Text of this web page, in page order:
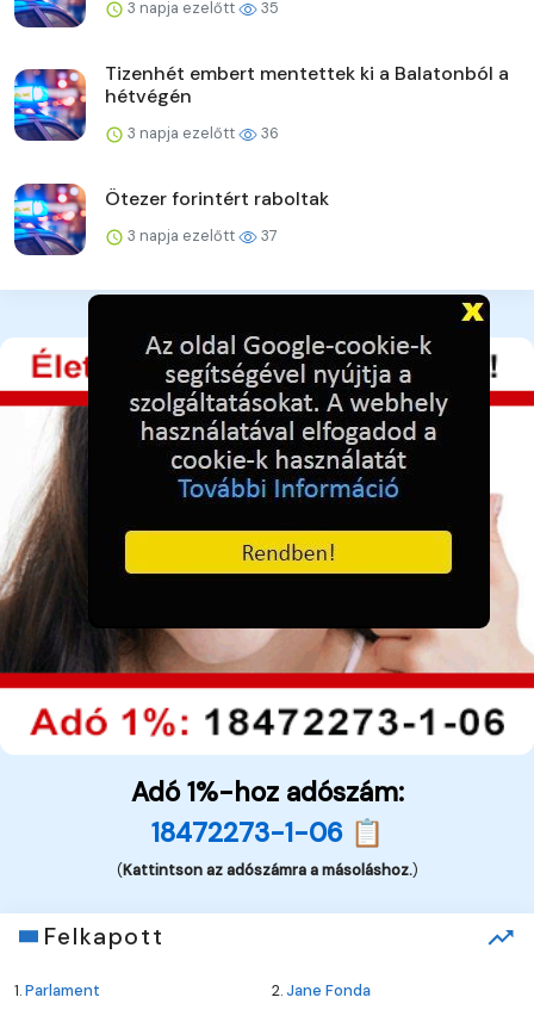
3 napja ezelőtt 35
Tizenhét embert mentettek ki a Balatonból a
hétvégén
3 napja ezelőtt 36
Ötezer forintért raboltak
3 napja ezelőtt 37
Adó 1%-hoz adószám:
18472273-1-06 📋
(Kattintson az adószámra a másoláshoz.)
Felkapott
1.Parlament 2.Jane Fonda